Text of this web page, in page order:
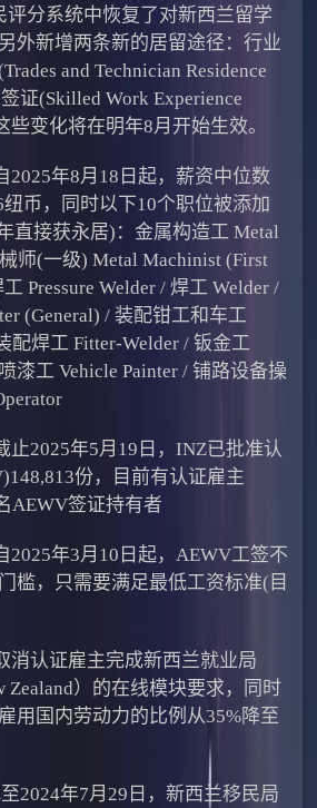
评分系统中恢复了对新西兰留学
外新增两条新的居留途径：行业
and Technician Residence
证(Skilled Work Experience
些变化将在明年8月开始生效。
2025年8月18日起，薪资中位数
币，同时以下10个职位被添加
直接获永居)：金属构造工 Metal
师(一级) Metal Machinist (First
Pressure Welder / 焊工 Welder /
(General) / 装配钳工和车工
配焊工 Fitter-Welder / 钣金工
漆工 Vehicle Painter / 铺路设备操
止2025年5月19日，INZ已批准认
份，目前有认证雇主
AEWV签证持有者
2025年3月10日起，AEWV工签不
槛，只需要满足最低工资标准(目
消认证雇主完成新西兰就业局
Zealand）的在线模块要求，同时
用国内劳动力的比例从35%降至
2024年7月29日，新西兰移民局